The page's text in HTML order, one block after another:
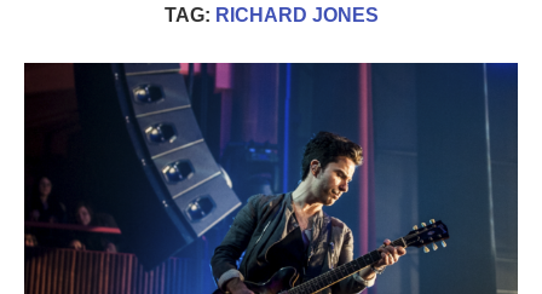
TAG: RICHARD JONES